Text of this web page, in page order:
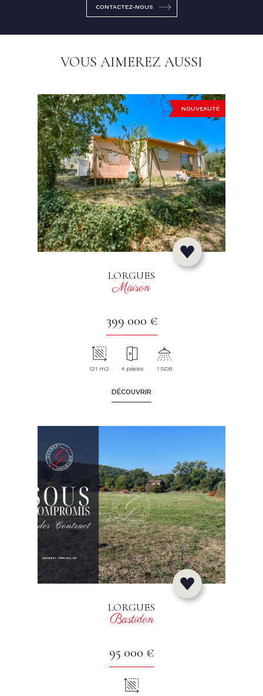
CONTACTEZ-NOUS
VOUS AIMEREZ AUSSI
NOUVEAUTÉ
LORGUES
Maison
399 000 €
121 m2 4 pièces 1 SDB
DÉCOUVRIR
LORGUES
Bastidon
95 000 €